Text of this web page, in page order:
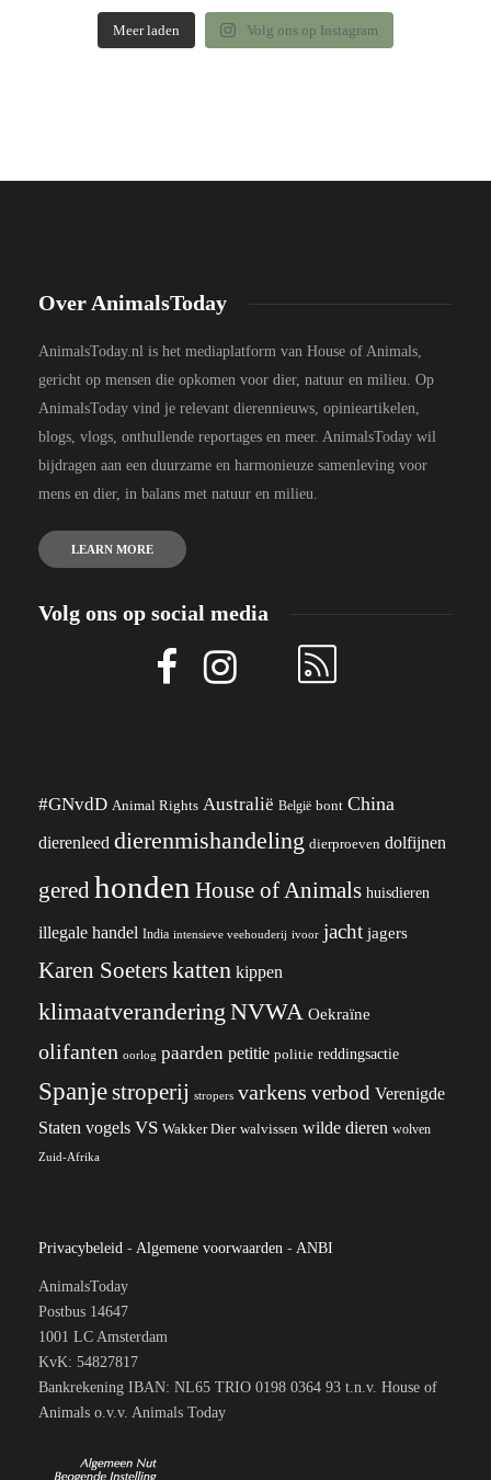
Meer laden Volg ons op Instagram
Over AnimalsToday
AnimalsToday.nl is het mediaplatform van House of Animals,
gericht op mensen die opkomen voor dier, natuur en milieu. Op
AnimalsToday vind je relevant dierennieuws, opinieartikelen,
blogs, vlogs, onthullende reportages en meer. AnimalsToday wil
bijdragen aan een duurzame en harmonieuze samenleving voor
mens en dier, in balans met natuur en milieu.
LEARN MORE
Volg ons op social media
#GNvdD Animal Rights Australië België bont China
dierenleed dierenmishandeling dierproeven dolfijnen
geredhonden House of Animals huisdieren
illegale handel India intensieve veehouderij ivoor jacht jagers
Karen Soeterskatten kippen
klimaatverandering NVWA Oekraïne
olifanten oorlog paarden petitie politie reddingsactie
Spanjestroperij stropers varkens verbod Verenigde
Staten vogels VS Wakker Dier walvissen wilde dieren wolven
Zuid-Afrika
Privacybeleid - Algemene voorwaarden - ANBI
AnimalsToday
Postbus 14647
1001 LC Amsterdam
KvK: 54827817
Bankrekening IBAN: NL65 TRIO 0198 0364 93 t.n.v. House of
Animals o.v.v. Animals Today